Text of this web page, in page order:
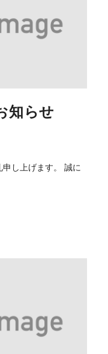
知らせ
し上げます。 誠に